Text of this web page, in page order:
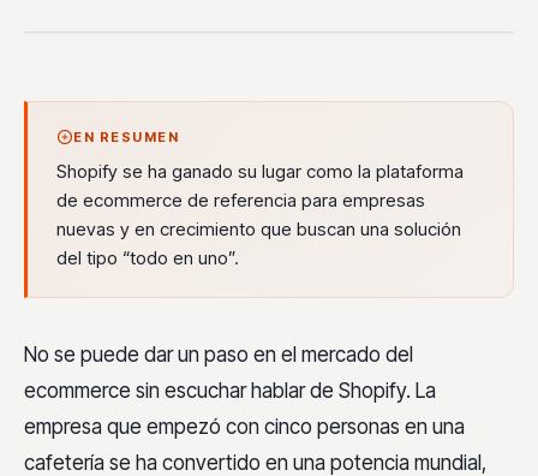
EN RESUMEN
Shopify se ha ganado su lugar como la plataforma
de ecommerce de referencia para empresas
nuevas y en crecimiento que buscan una solución
del tipo “todo en uno”.
No se puede dar un paso en el mercado del
ecommerce sin escuchar hablar de Shopify. La
empresa que empezó con cinco personas en una
cafetería se ha convertido en una potencia mundial,